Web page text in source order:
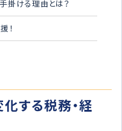
掛ける理由とは？
！
する税務・経